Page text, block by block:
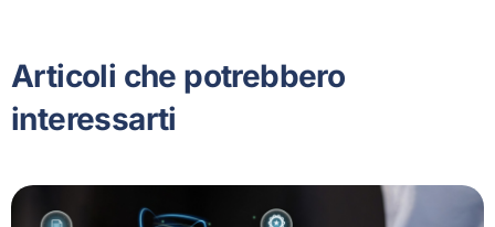
Articoli che potrebbero
interessarti